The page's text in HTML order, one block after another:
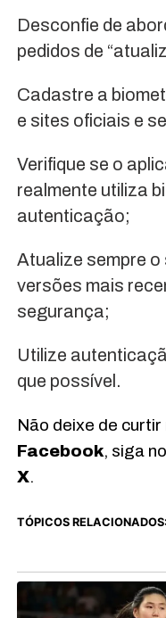
Desconfie de
pedidos de
Cadastre a
e sites oficiais e
Verifique se o
realmente utiliza
autenticação;
Atualize sempre o
versões mais
segurança;
Utilize
que possível.
Não deixe de
Facebook, siga no
X.
TÓPICOS RELACIONADOS: